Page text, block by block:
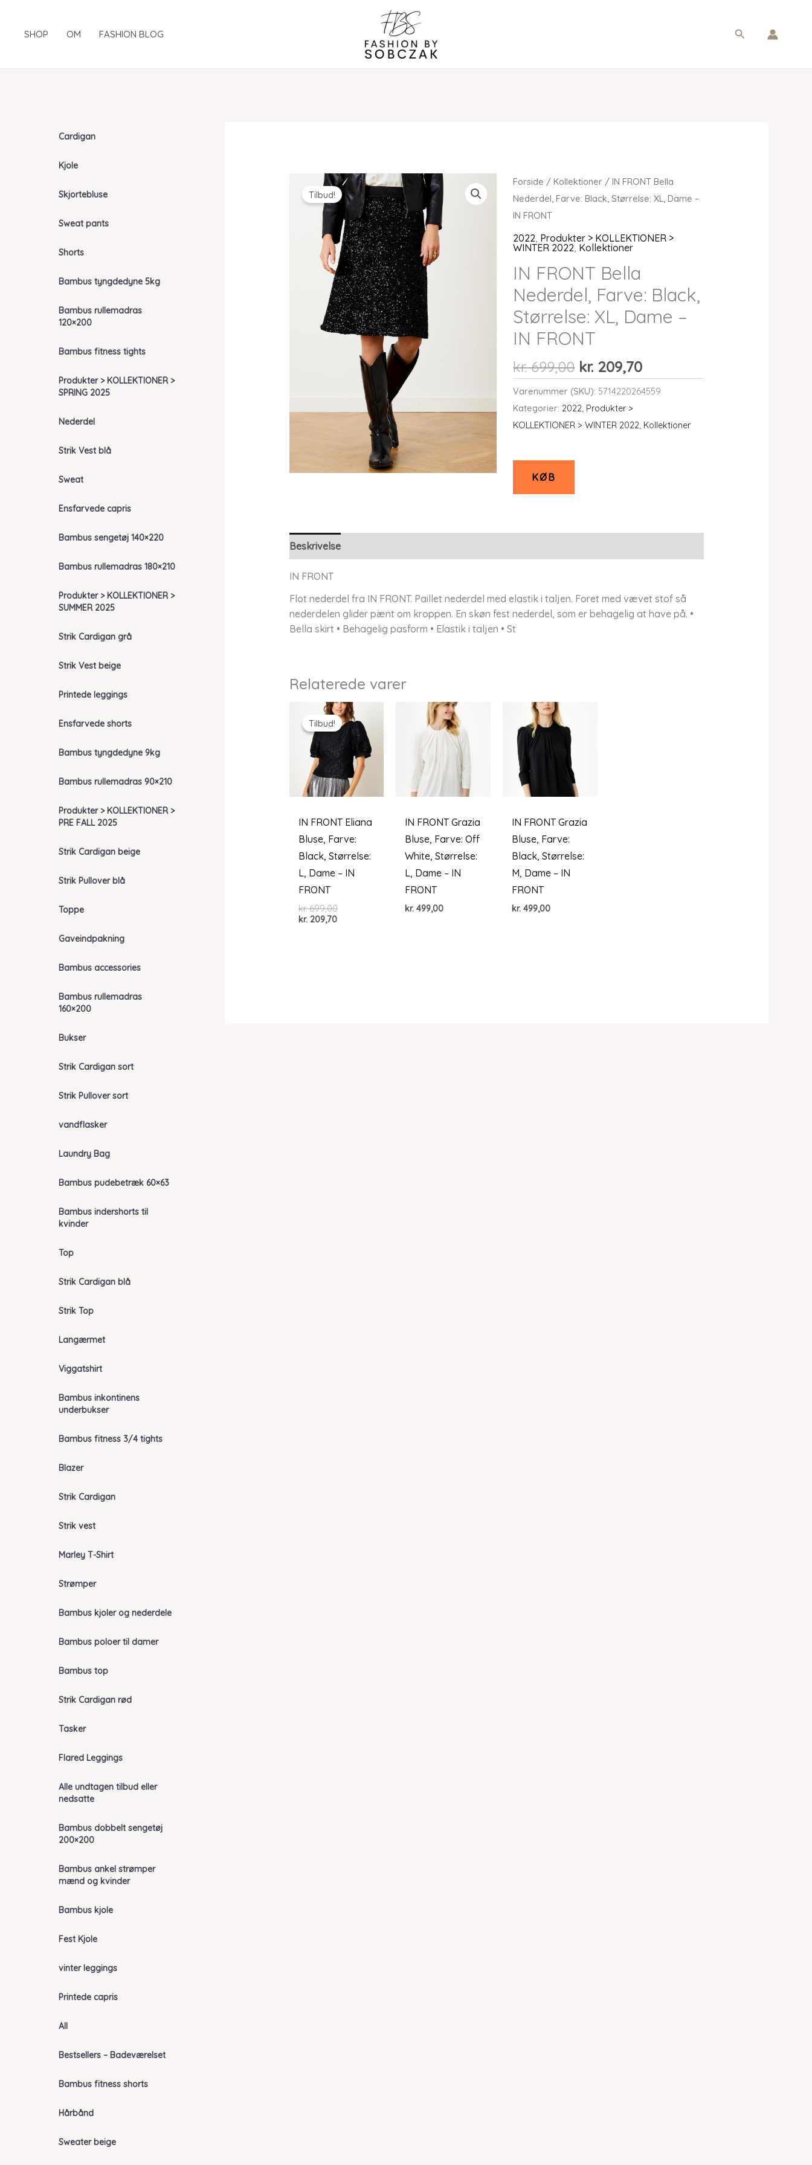
SHOP OM FASHION BLOG Søg
Cardigan
Kjole
Skjortebluse
Sweat pants
Shorts
Bambus tyngdedyne 5kg
Bambus rullemadras
120×200
Bambus fitness tights
Produkter > KOLLEKTIONER >
SPRING 2025
Nederdel
Strik Vest blå
Sweat
Ensfarvede capris
Bambus sengetøj 140×220
Bambus rullemadras 180×210
Produkter > KOLLEKTIONER >
SUMMER 2025
Strik Cardigan grå
Strik Vest beige
Printede leggings
Ensfarvede shorts
Bambus tyngdedyne 9kg
Bambus rullemadras 90×210
Produkter > KOLLEKTIONER >
PRE FALL 2025
Strik Cardigan beige
Strik Pullover blå
Toppe
Gaveindpakning
Bambus accessories
Bambus rullemadras
160×200
Bukser
Strik Cardigan sort
Strik Pullover sort
vandflasker
Laundry Bag
Bambus pudebetræk 60×63
Bambus indershorts til
kvinder
Top
Strik Cardigan blå
Strik Top
Langærmet
Viggatshirt
Bambus inkontinens
underbukser
Bambus fitness 3/4 tights
Blazer
Strik Cardigan
Strik vest
Marley T-Shirt
Strømper
Bambus kjoler og nederdele
Bambus poloer til damer
Bambus top
Strik Cardigan rød
Tasker
Flared Leggings
Alle undtagen tilbud eller
nedsatte
Bambus dobbelt sengetøj
200×200
Bambus ankel strømper
mænd og kvinder
Bambus kjole
Fest Kjole
vinter leggings
Printede capris
All
Bestsellers – Badeværelset
Bambus fitness shorts
Hårbånd
Sweater beige
Tilbud!
Forside /Kollektioner / IN FRONT Bella
Nederdel, Farve: Black, Størrelse: XL, Dame –
IN FRONT
2022, Produkter > KOLLEKTIONER >
WINTER 2022, Kollektioner
IN FRONT Bella
Nederdel, Farve: Black,
Størrelse: XL, Dame –
IN FRONT
kr.699,00 Den
oprindelige
pris
var:
kr. 699,00.
kr. 209,70Den
aktuelle
pris
er:
kr. 209,70.
Varenummer (SKU): 5714220264559
Kategorier: 2022, Produkter >
KOLLEKTIONER > WINTER 2022, Kollektioner
KØB
Beskrivelse
IN FRONT
Flot nederdel fra IN FRONT. Paillet nederdel med elastik i taljen. Foret med vævet stof så
nederdelen glider pænt om kroppen. En skøn fest nederdel, som er behagelig at have på. •
Bella skirt • Behagelig pasform • Elastik i taljen • St
Relaterede varer
Tilbud!
Tilbud!
IN FRONT Eliana
Bluse, Farve:
Black, Størrelse:
L, Dame – IN
FRONT
kr.699,00Den
oprindelige
kr.209,70Den
IN FRONT Grazia
Bluse, Farve: Off
White, Størrelse:
L, Dame – IN
FRONT
kr. 499,00
IN FRONT Grazia
Bluse, Farve:
Black, Størrelse:
M, Dame – IN
FRONT
kr. 499,00